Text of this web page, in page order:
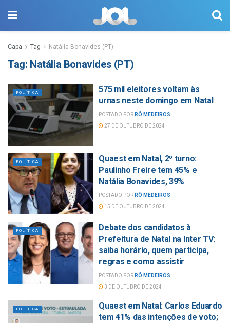
Capa Tag Natália Bonavides (PT)
Tag: Natália Bonavides (PT)
POLÍTICA
575 mil eleitores voltam às
urnas neste domingo em Natal
POSTADO POR RÔ MEDEIROS
27 DE OUTUBRO DE 2024
POLÍTICA
Quaest em Natal, 2º turno:
Paulinho Freire tem 45% e
Natália Bonavides, 39%
POSTADO POR RÔ MEDEIROS
15 DE OUTUBRO DE 2024
POLÍTICA
Debate dos candidatos à
Prefeitura de Natal na Inter TV:
saiba horário, quem participa,
regras e como assistir
POSTADO POR RÔ MEDEIROS
3 DE OUTUBRO DE 2024
POLÍTICA
Quaest em Natal: Carlos Eduardo
tem 41% das intenções de voto;